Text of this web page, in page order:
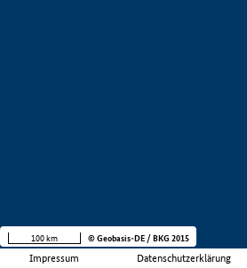
Impressum Datenschutzerklärung
100 km © Geobasis-DE / BKG 2015